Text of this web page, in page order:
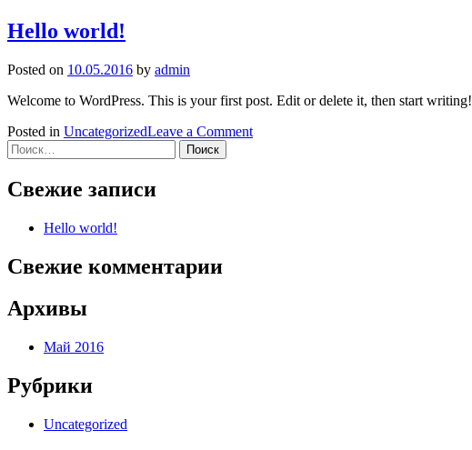
Hello world!
Posted on 10.05.2016 by admin
Welcome to WordPress. This is your first post. Edit or delete it, then start writing!
Posted in UncategorizedLeave a Commenton
Найти:
Свежие записи
Hello world!
Свежие комментарии
Архивы
Май 2016
Рубрики
Uncategorized